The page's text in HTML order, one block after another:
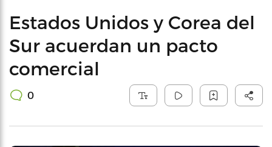
Estados Unidos y Corea del
Sur acuerdan un pacto
comercial
0